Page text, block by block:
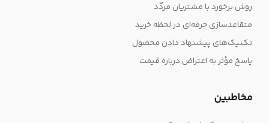
روش برخورد با مشتریان مردّد
متقاعدسازی حرفه‌ای در لحظه خرید
تکنیک‌های پیشنهاد دادن محصول
پاسخ مؤثر به اعتراض درباره قیمت
مخاطبین